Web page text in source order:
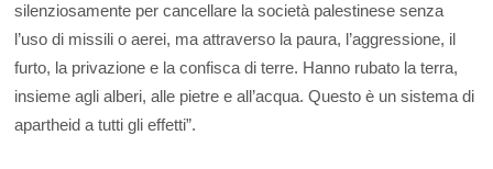
silenziosamente per cancellare la società palestinese senza
l’uso di missili o aerei, ma attraverso la paura, l’aggressione, il
furto, la privazione e la confisca di terre. Hanno rubato la terra,
insieme agli alberi, alle pietre e all’acqua. Questo è un sistema di
apartheid a tutti gli effetti”.